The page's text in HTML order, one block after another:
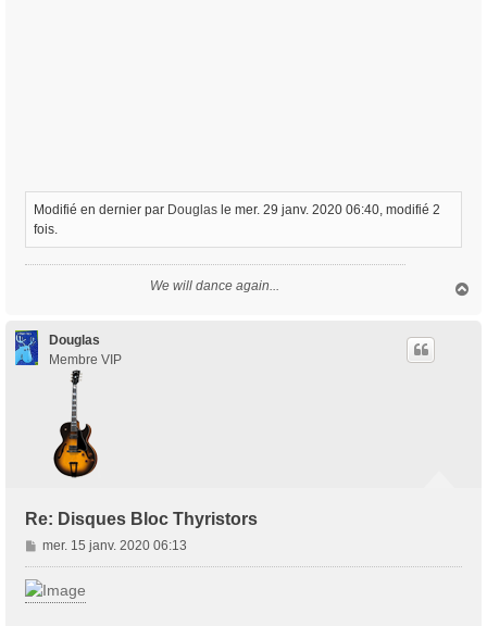
Modifié en dernier par Douglas le mer. 29 janv. 2020 06:40, modifié 2
fois.
We will dance again...
Douglas
Membre VIP
Re: Disques Bloc Thyristors
M
e
s
s
mer. 15 janv. 2020 06:13